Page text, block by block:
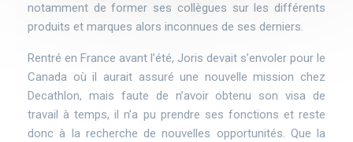
notamment de former ses collègues sur les différents
produits et marques alors inconnues de ses derniers.
Rentré en France avant l’été, Joris devait s’envoler pour le
Canada où il aurait assuré une nouvelle mission chez
Decathlon, mais faute de n’avoir obtenu son visa de
travail à temps, il n’a pu prendre ses fonctions et reste
donc à la recherche de nouvelles opportunités. Que la